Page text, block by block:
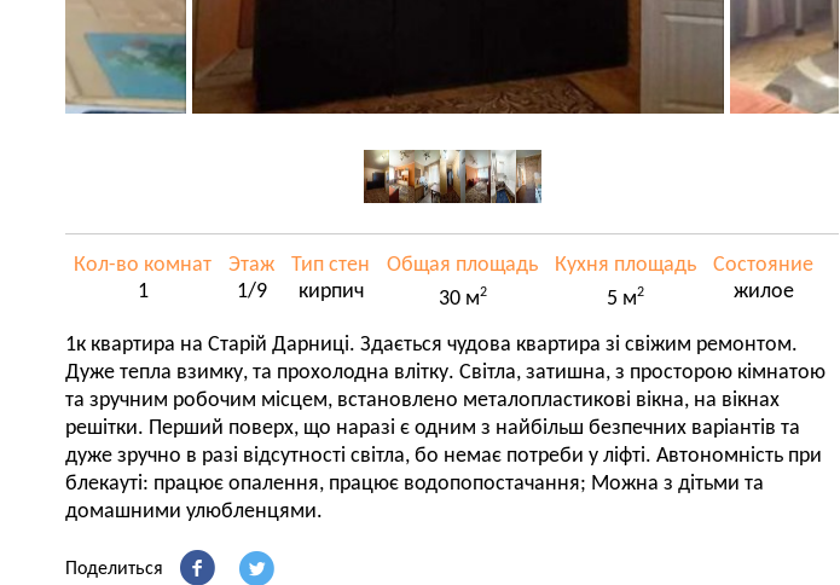
Кол-во комнат
1
Этаж
1/9
Тип стен
кирпич
Общая площадь
30 м2
Кухня площадь
5 м2
Состояние
жилое
1к квартира на Старій Дарниці. Здається чудова квартира зі свіжим ремонтом.
Дуже тепла взимку, та прохолодна влітку. Світла, затишна, з просторою кімнатою
та зручним робочим місцем, встановлено металопластикові вікна, на вікнах
решітки. Перший поверх, що наразі є одним з найбільш безпечних варіантів та
дуже зручно в разі відсутності світла, бо немає потреби у ліфті. Автономність при
блекауті: працює опалення, працює водопопостачання; Можна з дітьми та
домашними улюбленцями.
Поделиться